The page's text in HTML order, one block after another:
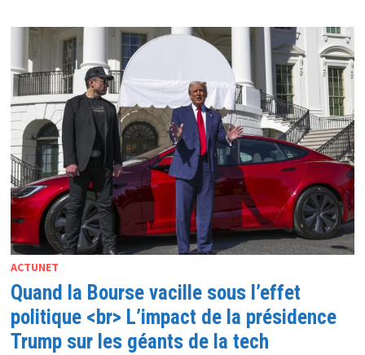
AFFICHE
CROISSANCE
SOLIDE
MAIS
S’INQUIÈTE
DE
L’IMPACT
DES
TARIFS
DOUANIERS
ACTUNET
Quand la Bourse vacille sous l’effet
politique <br> L’impact de la présidence
Trump sur les géants de la tech